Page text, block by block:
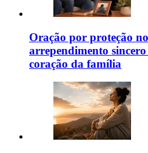
Oração por proteção
arrependimento
coração da família